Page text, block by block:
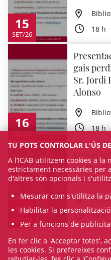
15
SET/26
18 h
16
SET/26
gais
Sr. Jordi
Alonso
18 h
16
SET/26
Sessió
en
Octubre
18 h
VEURE
TU POTS CONTROLAR L'ÚS
A l’ICAB utilitzem cookies a
estrictament necessàries per
d'altres són opcionals i
Mesurar com s'utilitza la
Habilitar la
Per a funcions de
En fer clic a 'Acceptar totes',
les cookies. Si prefereixes